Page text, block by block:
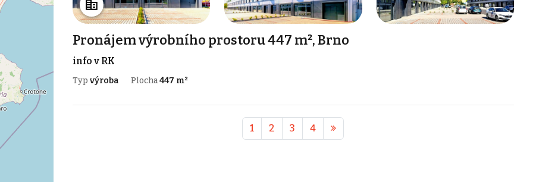
Pronájem výrobního prostoru 447 m², Brno
info v RK
Typ výroba Plocha447 m²
1 2 3 4